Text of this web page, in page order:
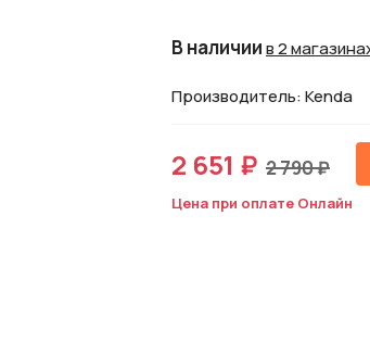
В наличиив 2
Производитель: Kenda
2 651 ₽ 2 790 ₽
Цена при оплате Онлайн